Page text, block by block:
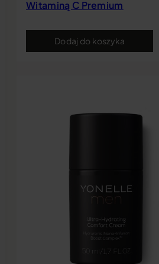
Witaminą C Premium
Dodaj do koszyka